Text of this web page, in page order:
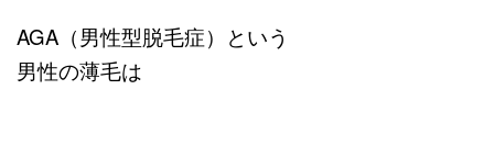
AGA（男性型脱毛症）という
男性の薄毛は